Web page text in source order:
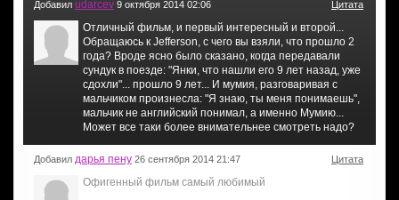
Добавил udarcev 9 октября 2014 02:06 Цитата
Отличный фильм, и первый интересный и второй...
Обращаюсь к Jefferson, с чего вы взяли, что прошло 2
года? Вроде ясно было сказано, когда передавали
сундук в поезде: "Янки, что нашли его 9 лет назад, уже
сдохли"... прошло 9 лет... И мумия, разговаривая с
мальчиком произнесла: "Я знаю, ты меня понимаешь",
мальчик не английский понимал, а именно Мумию...
Может все таки более внимательнее смотреть надо?
Добавил дарья пену 26 сентября 2014 21:47 Цитата
Офигенный фильм самый любимый